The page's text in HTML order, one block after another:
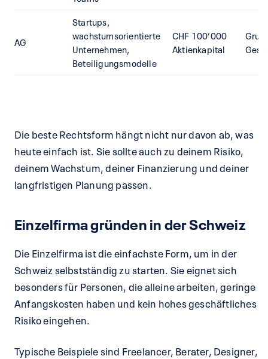
AG
Startups,
wachstumsorientierte
Unternehmen,
Beteiligungsmodelle
CHF 100’000
Aktienkapital
Die beste Rechtsform hängt nicht nur davon ab, was
heute einfach ist. Sie sollte auch zu deinem Risiko,
deinem Wachstum, deiner Finanzierung und deiner
langfristigen Planung passen.
Einzelfirma gründen in der Schweiz
Die Einzelfirma ist die einfachste Form, um in der
Schweiz selbstständig zu starten. Sie eignet sich
besonders für Personen, die alleine arbeiten, geringe
Anfangskosten haben und kein hohes geschäftliches
Risiko eingehen.
Typische Beispiele sind Freelancer, Berater, Designer,